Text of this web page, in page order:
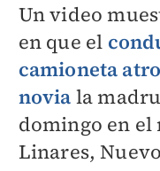
Un video
en que el
camioneta
novia la
domingo en
Linares,